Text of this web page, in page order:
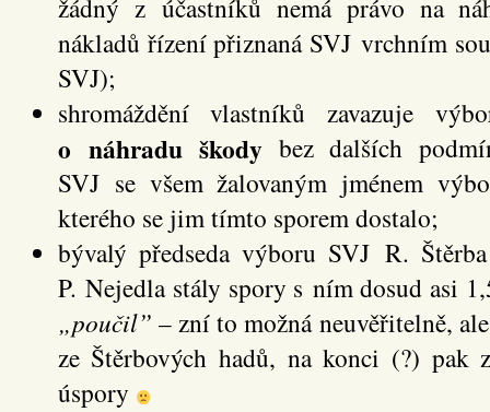
žádný z účastníků nemá právo na
nákladů řízení přiznaná SVJ vrchním
SVJ);
shromáždění vlastníků zavazuje
o náhradu škody bez dalších
SVJ se všem žalovaným jménem
kterého se jim tímto sporem dostalo;
bývalý předseda výboru SVJ R.
P. Nejedla stály spory s ním dosud asi
„poučil” – zní to možná neuvěřitelně,
ze Štěrbových hadů, na konci (?) pak
úspory